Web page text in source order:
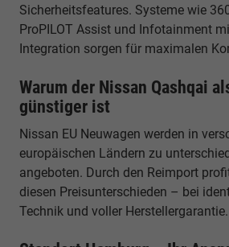
Sicherheitsfeatures. Systeme wie
ProPILOT Assist und Infotainment
Integration sorgen für maximalen
Warum der Nissan Qashqai
günstiger ist
Nissan EU Neuwagen werden in
europäischen Ländern zu
angeboten. Durch den Reimport
diesen Preisunterschieden – bei
Technik und voller Herstellergarantie.